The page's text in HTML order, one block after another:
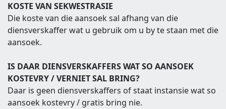
KOSTE VAN SEKWESTRASIE
Die koste van die aansoek sal afhang van die
diensverskaffer wat u gebruik om u by te staan met die
aansoek.
IS DAAR DIENSVERSKAFFERS WAT SO AANSOEK
KOSTEVRY / VERNIET SAL BRING?
Daar is geen diensverskaffers of staat instansie wat so
aansoek kostevry / gratis bring nie.